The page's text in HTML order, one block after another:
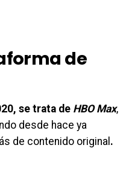
de
se trata de HBO Max,
desde hace ya
de contenido original .